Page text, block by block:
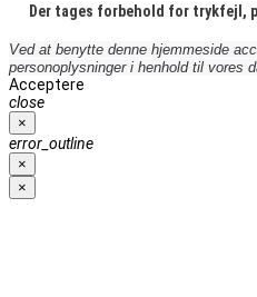
Der tages forbehold for trykfejl,
Ved at benytte denne hjemmeside
personoplysninger i henhold til vores
Acceptere
close
×
error_outline
×
×